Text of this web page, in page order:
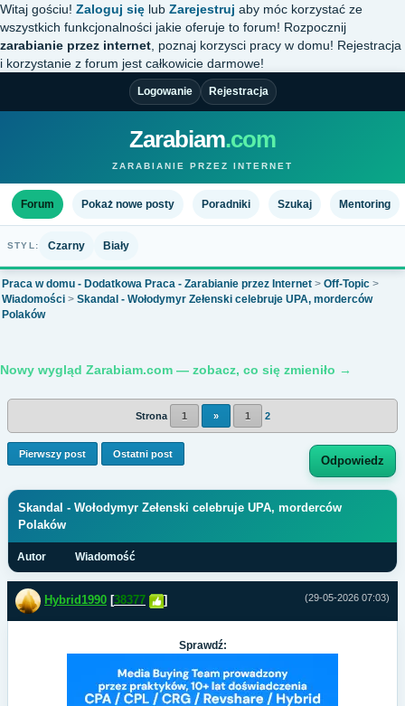
Witaj gościu! Zaloguj się lub Zarejestruj aby móc korzystać ze
wszystkich funkcjonalności jakie oferuje to forum! Rozpocznij
zarabianie przez internet , poznaj korzysci pracy w domu! Rejestracja
i korzystanie z forum jest całkowicie darmowe!
Logowanie Rejestracja
Zarabiam.com
ZARABIANIE PRZEZ INTERNET
Forum Pokaż nowe posty Poradniki Szukaj Mentoring
STYL: Czarny Biały
Praca w domu - Dodatkowa Praca - Zarabianie przez Internet > Off-Topic >
Wiadomości > Skandal - Wołodymyr Zełenski celebruje UPA, morderców
Polaków
Nowy wygląd Zarabiam.com — zobacz, co się zmieniło →
Strona 1 » 1 2
Pierwszy post Ostatni post Odpowiedz
Skandal - Wołodymyr Zełenski celebruje UPA, morderców
Polaków
Autor Wiadomość
(29-05-2026 07:03)
Hybrid1990 [38377 ]
Sprawdź: